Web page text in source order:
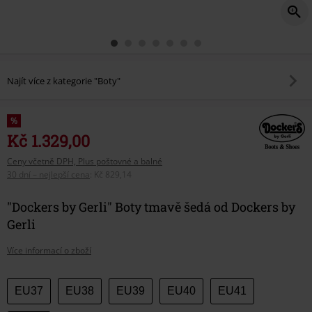
Najít více z kategorie "Boty"
%
Kč 1.329,00
Ceny včetně DPH, Plus poštovné a balné
30 dní – nejlepší cena
Kč 829,14
"Dockers by Gerli" Boty tmavě šedá od Dockers by
Gerli
Více informací o zboží
Vyberte
si
EU37 EU38 EU39 EU40 EU41